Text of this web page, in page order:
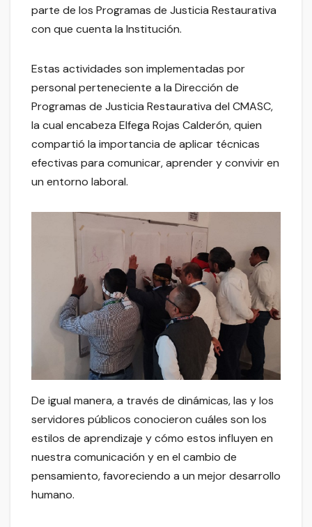
parte de los Programas de Justicia Restaurativa
con que cuenta la Institución.
Estas actividades son implementadas por
personal perteneciente a la Dirección de
Programas de Justicia Restaurativa del CMASC,
la cual encabeza Elfega Rojas Calderón, quien
compartió la importancia de aplicar técnicas
efectivas para comunicar, aprender y convivir en
un entorno laboral.
De igual manera, a través de dinámicas, las y los
servidores públicos conocieron cuáles son los
estilos de aprendizaje y cómo estos influyen en
nuestra comunicación y en el cambio de
pensamiento, favoreciendo a un mejor desarrollo
humano.